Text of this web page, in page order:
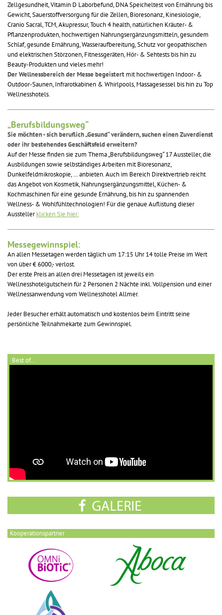
Zellgesundheit, Vitamin D Laborbefund, DNA Speicheltest von Ernährung bis
Gewicht, Sauerstoffversorgung für die Zellen, Bioresonanz, Kinesiologie,
Cranio Sacral, TCM, Akupressur, Touch 4 health, natürlichen Kräuter- &
Pflanzenprodukten, hochwertigen Nahrungsergänzungsmitteln, gesundem
Schlaf, gesunde Ernährung, Wasseraufbereitung, Schutz vor geopathischen
und elektrischen Störzonen, Fitnessgeräten, Hör- & Sehtests bis hin zu
Beauty-Produkten und vieles mehr!
Der Wellnessbereich der Messe begeistert mit hochwertigen Indoor- &
Outdoor-Saunen, Infrarotkabinen & Whirlpools, Massagesessel bis hin zu Top
Wellnesshotels.
„Berufsbildungsweg“
Sie möchten - sich beruflich „Gesund“ verändern, suchen einen Zuverdienst
oder ihr bestehendes Geschäftsfeld erweitern?
Auf der Messe finden sie zum Thema „Berufsbildungsweg“ 17 Aussteller, die
Ausbildungen sowie selbständiges Arbeiten mit Bioresonanz,
Dunkelfeldmikroskopie, … anbieten. Auch im Bereich Direktvertrieb reicht
das Angebot von Kosmetik, Nahrungsergänzungsmittel, Küchen- &
Kochmaschinen für eine gesunde Ernährung, bis hin zu spannenden
Wellness- & Wohlfühltechnologien! Für die genaue Auflistung dieser
Ausstellerklicken Sie hier:
Messegewinnspiel:
An allen Messetagen werden täglich um 17:15 Uhr 14 tolle Preise im Wert
von über € 6000,- verlost.
Der erste Preis an allen drei Messetagen ist jeweils ein
Wellnesshotelgutschein für 2 Personen 2 Nächte inkl. Vollpension und einer
Wellnessanwendung vom Wellnesshotel Allmer.
Jeder Besucher erhält automatisch und kostenlos beim Eintritt seine
persönliche Teilnahmekarte zum Gewinnspiel.
Best of...
Kooperationspartner